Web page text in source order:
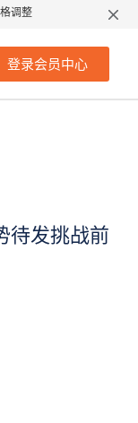
调整
登录会员中心
重磅指引登场，金价
待发挑战前